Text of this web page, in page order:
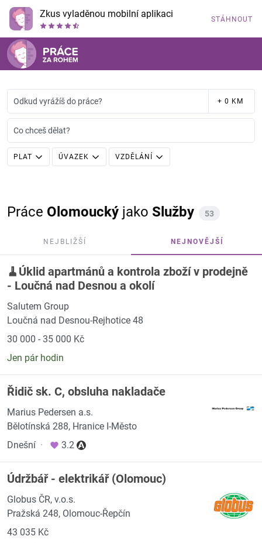
Zkus vyladěnou mobilní aplikaci STÁHNOUT
Odkud vyrážíš do práce? + 0 KM
Co chceš dělat?
PLAT ÚVAZEK VZDĚLÁNÍ
Práce Olomoucký jako Služby 53
NEJBLIŽŠÍ NEJNOVĚJŠÍ
🧹Úklid apartmánů a kontrola zboží v prodejně
- Loučná nad Desnou a okolí
Salutem Group
Loučná nad Desnou-Rejhotice 48
30 000 - 35 000 Kč
Jen pár hodin
Řidič sk. C, obsluha nakladače
Marius Pedersen a.s.
Bělotínská 288, Hranice I-Město
Dnešní · 3.2
Údržbář - elektrikář (Olomouc)
Globus ČR, v.o.s.
Pražská 248, Olomouc-Řepčín
43 035 Kč